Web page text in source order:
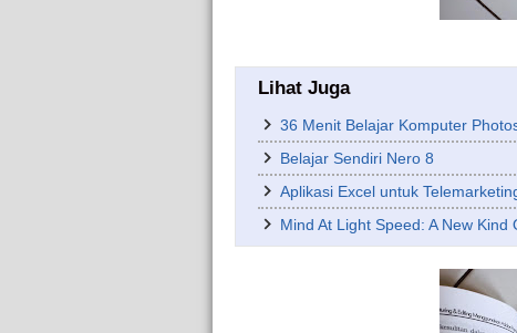
Lihat Juga
36 Menit Belajar Komputer
Belajar Sendiri Nero 8
Aplikasi Excel untuk
Mind At Light Speed: A New Kind